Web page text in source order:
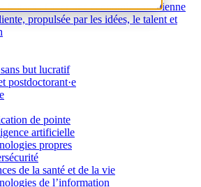
Mitacs : Créer une économie canadienne
propulsée par les idées, le talent et
but lucratif
postdoctorant·e
de pointe
artificielle
propres
de la santé et de la vie
de l’information